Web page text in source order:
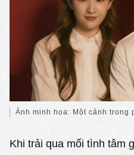
Ảnh minh họa: Một cảnh trong
Khi trải qua mối tình tâm